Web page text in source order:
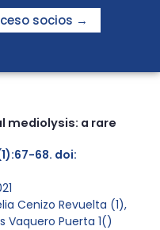
socios →
mediolysis: a rare
68. doi:
Cenizo Revuelta (1),
Vaquero Puerta 1()